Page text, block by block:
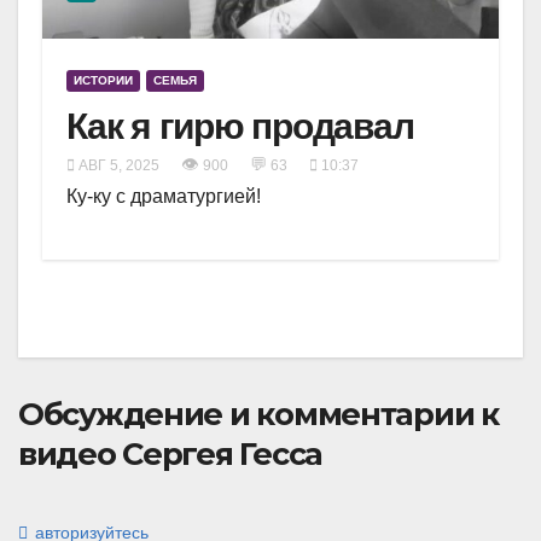
ИСТОРИИ СЕМЬЯ
Как я гирю продавал
АВГ 5, 2025 👁 900 💬 63 10:37
Ку-ку с драматургией!
Обсуждение и комментарии к
видео Сергея Гесса
авторизуйтесь